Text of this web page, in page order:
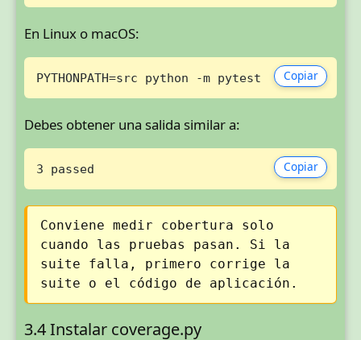
En Linux o macOS:
Copiar
PYTHONPATH=src python -m pytest
Debes obtener una salida similar a:
Copiar
3 passed
Conviene medir cobertura solo
cuando las pruebas pasan. Si la
suite falla, primero corrige la
suite o el código de aplicación.
3.4 Instalar coverage.py